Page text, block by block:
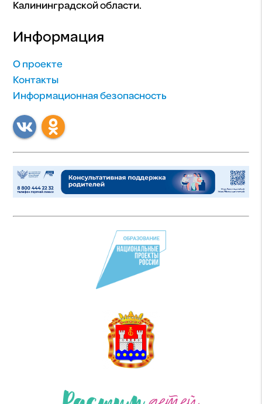
Калининградской области.
Информация
О проекте
Контакты
Информационная безопасность